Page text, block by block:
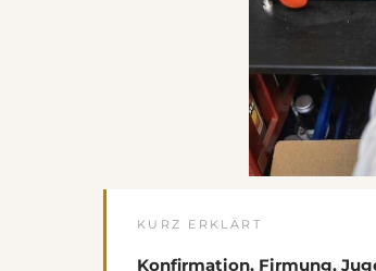
KURZ ERKLÄRT
Konfirmation, Firmung,